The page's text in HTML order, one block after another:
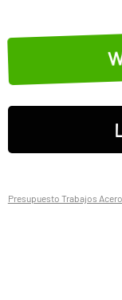
Presupuesto Trabajos Acero